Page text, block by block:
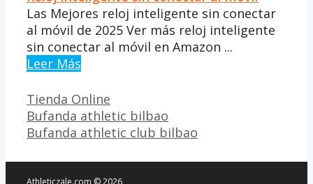
Las Mejores reloj inteligente sin conectar
al móvil de 2025 Ver más reloj inteligente
sin conectar al móvil en Amazon ...
Leer Más
Categorías
Tienda Online
Bufanda athletic bilbao
Bufanda athletic club bilbao
Athleticzale.com © 2026